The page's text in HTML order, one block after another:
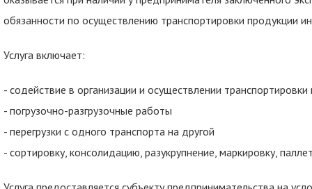
обязанности по осуществлению транспортировки продукции
Услуга включает:
- содействие в организации и осуществлении транспортировки
- погрузочно-разгрузочные работы
- перегрузки с одного транспорта на другой
- сортировку, консолидацию, разукрупнение, маркировку,